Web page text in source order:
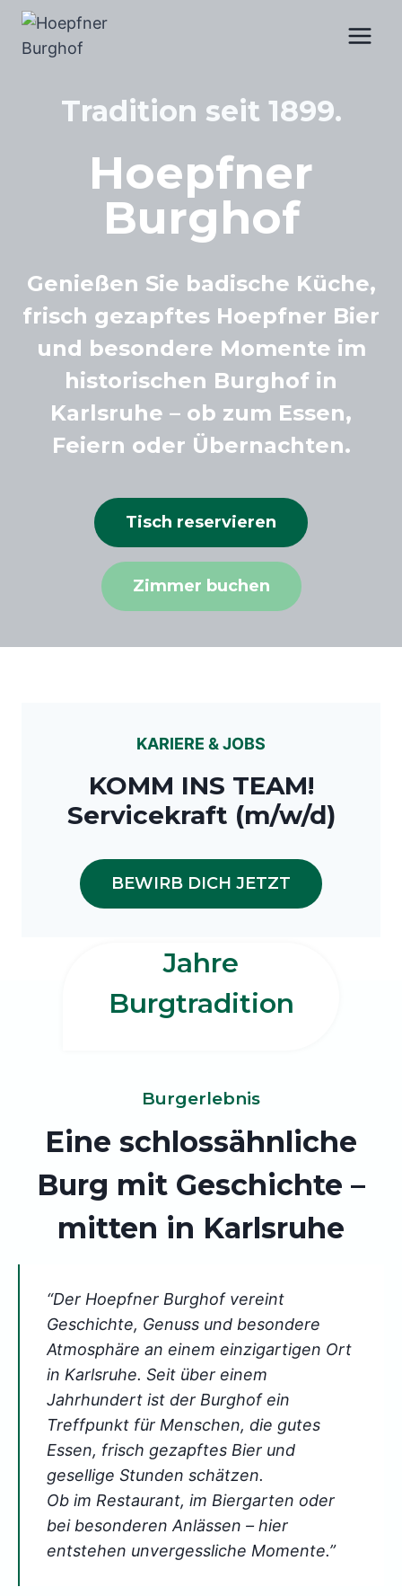
Skip
content
Tradition seit 1899.
Hoepfner
Burghof
Genießen Sie badische Küche,
frisch gezapftes Hoepfner Bier
und besondere Momente im
historischen Burghof in
Karlsruhe – ob zum Essen,
Feiern oder Übernachten.
Tisch reservieren
Zimmer buchen
KARIERE & JOBS
KOMM INS TEAM!
Servicekraft (m/w/d)
BEWIRB DICH JETZT
Jahre
Burgtradition
Burgerlebnis
Eine schlossähnliche
Burg mit Geschichte –
mitten in Karlsruhe
“Der Hoepfner Burghof vereint
Geschichte, Genuss und besondere
Atmosphäre an einem einzigartigen Ort
in Karlsruhe. Seit über einem
Jahrhundert ist der Burghof ein
Treffpunkt für Menschen, die gutes
Essen, frisch gezapftes Bier und
gesellige Stunden schätzen.
Ob im Restaurant, im Biergarten oder
bei besonderen Anlässen – hier
entstehen unvergessliche Momente.”